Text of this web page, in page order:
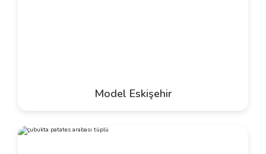
Model Eskişehir